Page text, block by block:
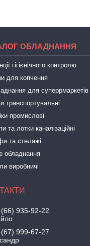
ОБЛАДНАННЯ
гігієнічного контролю
для копчення
для суперрмаркетів
транспортувальні
промислові
та лотки каналізаційні
та стелажі
обладнання
виробничі
935-92-22
999-67-27